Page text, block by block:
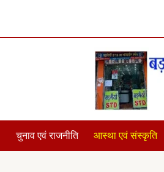
चुनाव एवं राजनीति आस्था एवं संस्कृति